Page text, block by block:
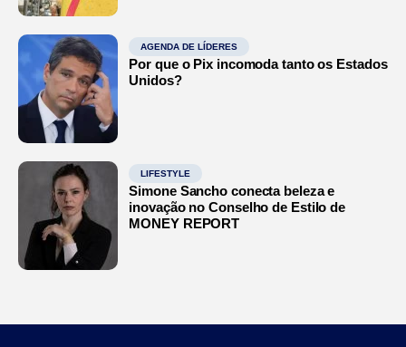
AGENDA DE LÍDERES
Por que o Pix incomoda tanto os Estados
Unidos?
LIFESTYLE
Simone Sancho conecta beleza e
inovação no Conselho de Estilo de
MONEY REPORT